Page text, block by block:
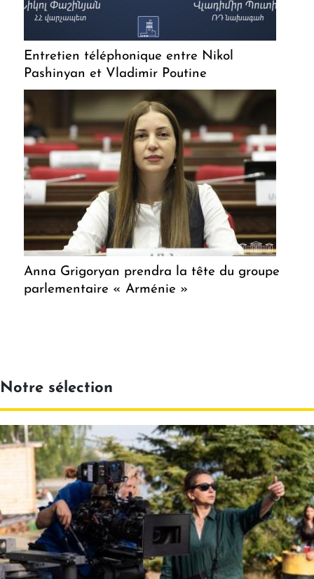
Entretien téléphonique entre Nikol
Pashinyan et Vladimir Poutine
Anna Grigoryan prendra la tête du groupe
parlementaire « Arménie »
Notre sélection